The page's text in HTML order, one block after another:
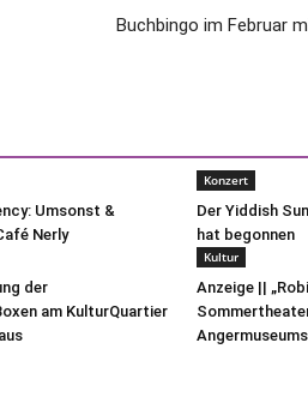
Buchbingo im Februar
Umsonst &
Nerly
Konzert
Der Yiddish
hat begonnen
der
am KulturQuartier
Kultur
Anzeige ||